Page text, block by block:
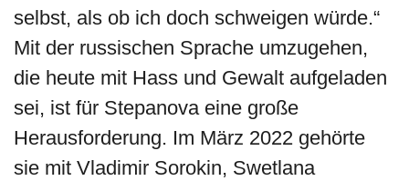
selbst, als ob ich doch schweigen würde.“
Mit der russischen Sprache umzugehen,
die heute mit Hass und Gewalt aufgeladen
sei, ist für Stepanova eine große
Herausforderung. Im März 2022 gehörte
sie mit Vladimir Sorokin, Swetlana